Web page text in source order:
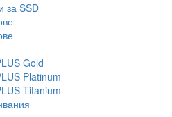
за SSD
Gold
Platinum
Titanium